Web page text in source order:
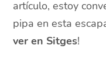
artículo, estoy
pipa en esta
ver en Sitges!